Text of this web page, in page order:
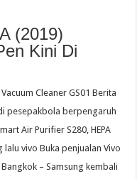
(2019)
Kini Di
Cleaner GS01 Berita
pesepakbola berpengaruh
Air Purifier S280, HEPA
vivo Buka penjualan Vivo
– Samsung kembali